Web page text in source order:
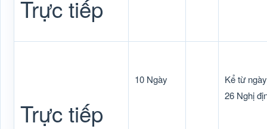
Trực tiếp
Trực tiếp
10 Ngày
Kể từ
26 Nghị